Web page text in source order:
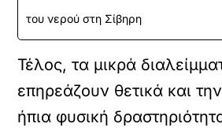
του νερού στη Σίβηρη
Τέλος, τα μικρά
επηρεάζουν θετικά και
ήπια φυσική